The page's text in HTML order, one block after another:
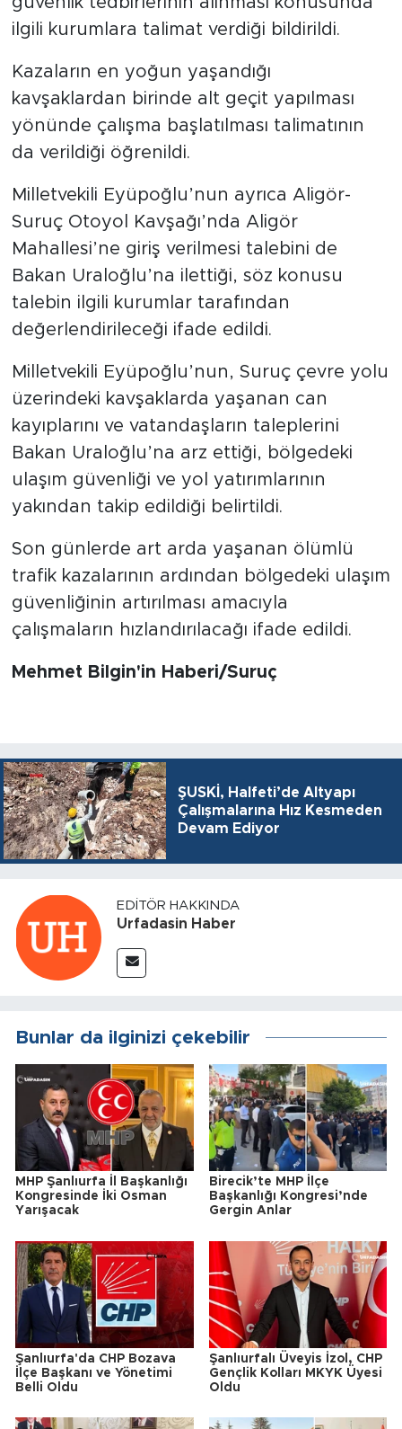
ilgili kurumlara talimat verdiği bildirildi.
Kazaların en yoğun yaşandığı
kavşaklardan birinde alt geçit yapılması
yönünde çalışma başlatılması talimatının
da verildiği öğrenildi.
Milletvekili Eyüpoğlu’nun ayrıca Aligör-
Suruç Otoyol Kavşağı’nda Aligör
Mahallesi’ne giriş verilmesi talebini de
Bakan Uraloğlu’na ilettiği, söz konusu
talebin ilgili kurumlar tarafından
değerlendirileceği ifade edildi.
Milletvekili Eyüpoğlu’nun, Suruç çevre yolu
üzerindeki kavşaklarda yaşanan can
kayıplarını ve vatandaşların taleplerini
Bakan Uraloğlu’na arz ettiği, bölgedeki
ulaşım güvenliği ve yol yatırımlarının
yakından takip edildiği belirtildi.
Son günlerde art arda yaşanan ölümlü
trafik kazalarının ardından bölgedeki ulaşım
güvenliğinin artırılması amacıyla
çalışmaların hızlandırılacağı ifade edildi.
Mehmet Bilgin'in Haberi/Suruç
ŞUSKİ, Halfeti’de Altyapı
Çalışmalarına Hız Kesmeden
Devam Ediyor
EDITÖR HAKKINDA
Urfadasin Haber
Bunlar da ilginizi çekebilir
MHP Şanlıurfa İl Başkanlığı
Kongresinde İki Osman
Yarışacak
Birecik’te MHP İlçe
Başkanlığı Kongresi’nde
Gergin Anlar
Şanlıurfa'da CHP Bozava
İlçe Başkanı ve Yönetimi
Belli Oldu
Şanlıurfalı Üveyis İzol, CHP
Gençlik Kolları MKYK Üyesi
Oldu